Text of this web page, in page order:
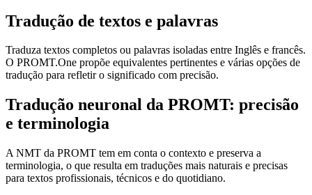
Tradução de textos e palavras
Traduza textos completos ou palavras isoladas entre Inglês e francês.
O PROMT.One propõe equivalentes pertinentes e várias opções de
tradução para refletir o significado com precisão.
Tradução neuronal da PROMT: precisão
e terminologia
A NMT da PROMT tem em conta o contexto e preserva a
terminologia, o que resulta em traduções mais naturais e precisas
para textos profissionais, técnicos e do quotidiano.